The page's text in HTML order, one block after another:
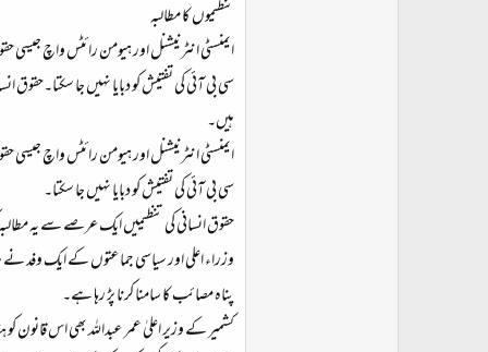
تنظیموں کا مطالبہ
ایمنسٹی انٹرنیشنل اور ہیومن رائٹس واچ
سی بی آئی کی تفتیش کو دبایا نہیں جا
ہیں۔
ایمنسٹی انٹرنیشنل اور ہیومن رائٹس واچ
سی بی آئی کی تفتیش کو دبایا نہیں جا سکتا۔
حقوق انسانی کی تنظیمیں ایک عرصے سے یہ
وزراء اعلی اور سیاسی جماعتوں کے ایک وفد
پناہ مصائب کا سامنا کرنا پڑ رہا ہے۔
کشمیر کے وزیر اعلیٰ عمر عبداللہ بھی اس